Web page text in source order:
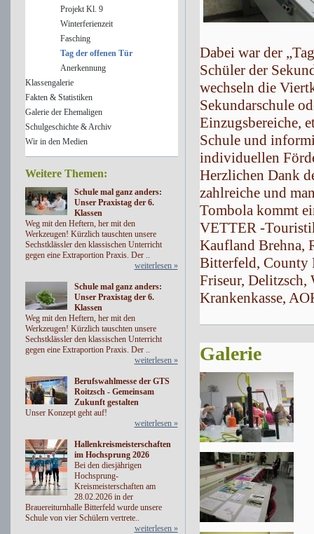
Projekt Kl. 9
Winterferienzeit
Fasching
Tag der offenen Tür
Anerkennung
Klassengalerie
Fakten & Statistiken
Galerie der Ehemaligen
Schulgeschichte & Archiv
Wir in den Medien
Weitere Themen:
Schule mal ganz anders:
Unser Praxistag der 6.
Klassen
Weg mit den Heftern, her mit den
Werkzeugen! Kürzlich tauschten unsere
Sechstklässler den klassischen Unterricht
gegen eine Extraportion Praxis. Der ..
weiterlesen »
Schule mal ganz anders:
Unser Praxistag der 6.
Klassen
Weg mit den Heftern, her mit den
Werkzeugen! Kürzlich tauschten unsere
Sechstklässler den klassischen Unterricht
gegen eine Extraportion Praxis. Der ..
weiterlesen »
Berufswahlmesse der GTS
Roitzsch - Gemeinsam
Zukunft gestalten
Unser Konzept geht auf!
weiterlesen »
Hallenkreismeisterschaften
im Hochsprung 2026
Bei den diesjährigen
Hochsprung-
Kreismeisterschaften am
28.02.2026 in der
Brauereiturnhalle Bitterfeld wurde unsere
Schule von vier Schülern vertrete..
weiterlesen »
Dabei war der
Schüler der
wechseln die
Sekundarschule
Einzugsbereiche,
Schule und
individuellen
Herzlichen Dank
zahlreiche und
Tombola kommt
VETTER -
Kaufland Brehna,
Bitterfeld, County
Friseur, Delitzsch,
Krankenkasse,
Galerie